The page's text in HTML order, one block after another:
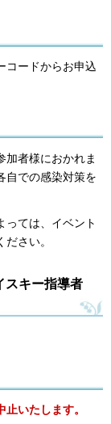
コードからお申込
加者様におかれま
自での感染対策を
っては、イベント
さい。
スキー指導者
いたします。